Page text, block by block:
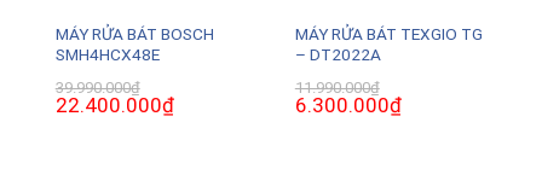
MÁY RỬA BÁT BOSCH
SMH4HCX48E
39.990.000₫
Giá
gốc
22.400.000₫Giá
hiện
MÁY RỬA BÁT TEXGIO TG
– DT2022A
11.990.000₫
Giá
gốc
6.300.000₫Giá
hiện